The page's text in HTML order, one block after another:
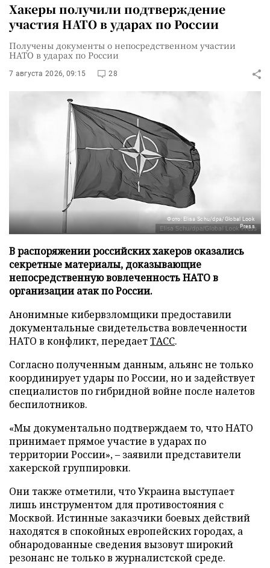
Хакеры получили подтверждение
участия НАТО в ударах по России
Получены документы о непосредственном участии
НАТО в ударах по России
7 августа 2026, 09:15 28
Фото: Elisa Schu/dpa/Global Look
Press
В распоряжении российских хакеров оказались
секретные материалы, доказывающие
непосредственную вовлеченность НАТО в
организации атак по России.
Анонимные кибервзломщики предоставили
документальные свидетельства вовлеченности
НАТО в конфликт, передаетТАСС.
Согласно полученным данным, альянс не только
координирует удары по России, но и задействует
специалистов по гибридной войне после налетов
беспилотников.
«Мы документально подтверждаем то, что НАТО
принимает прямое участие в ударах по
территории России», – заявили представители
хакерской группировки.
Они также отметили, что Украина выступает
лишь инструментом для противостояния с
Москвой. Истинные заказчики боевых действий
находятся в спокойных европейских городах, а
обнародованные сведения вызовут широкий
резонанс не только в журналистской среде.